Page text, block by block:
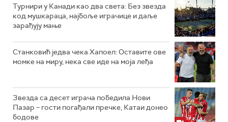
Турнири у Канади као два света: Без звезда
код мушкараца, најбоље играчице и даље
зарађују мање
Станковић једва чека Хапоел: Оставите ове
момке на миру, нека све иде на моја леђа
Звезда са десет играча победила Нови
Пазар – гости погађали пречке, Катаи донео
бодове